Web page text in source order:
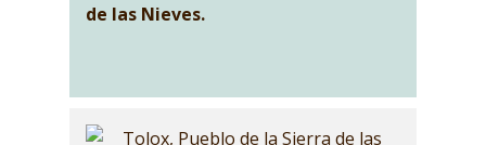
de las Nieves.